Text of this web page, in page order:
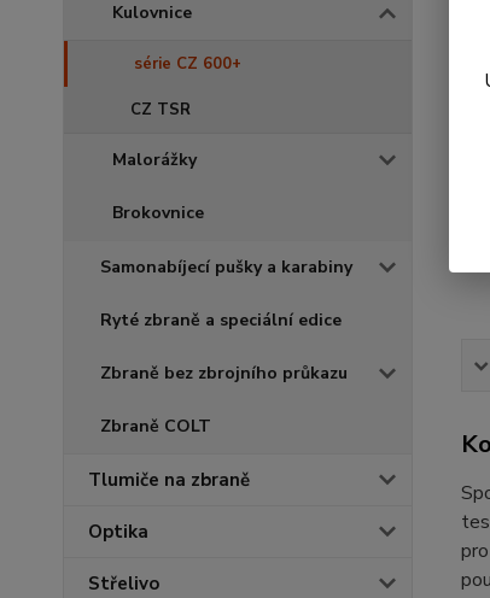
Kulovnice
série CZ 600+
CZ TSR
Malorážky
Brokovnice
Samonabíjecí pušky a karabiny
Ryté zbraně a speciální edice
Zbraně bez zbrojního průkazu
Zbraně COLT
Tlumiče na zbraně
Optika
Střelivo